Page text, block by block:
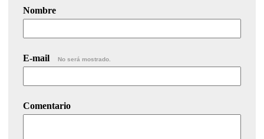
Nombre
E-mail No será mostrado.
Comentario